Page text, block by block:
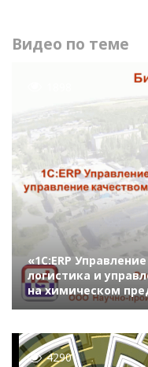
Видео по теме
«1С:ERP
логистика и
на химическом
4290